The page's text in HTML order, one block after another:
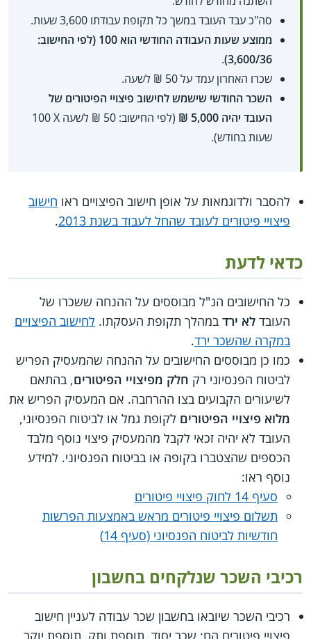
סה"כ עבד העובד במשך כל תקופת עבודתו 3,600 שעות.
ממוצע שעות העבודה החודשי הוא 100 (לפי החישוב:
3,600/36)
.
שכרו האחרון עמד על 50 ₪ לשעה.
השכר החודשי שישמש לחישוב פיצויי הפיטורים של
העובד יהיה 5,000 ₪
(לפי החישוב: 50 ₪ לשעה X‏ 100
שעות בחודש).
להסבר ולדוגמאות על אופן חישוב הפיצויים ראו חישוב
פיצויי פיטורים לעובד שהחל לעבוד בשנת 2013
.
כדאי לדעת
כל החישובים הנ"ל מבוססים על ההנחה ששכרו של
העובד לא ירד במהלך תקופת העסקתו. לחישוב הפיצויים
במקרה שהשכר ירד.
כמו כן מבוססים החישובים על ההנחה שהמעסיק הפריש
לביטוח הפנסיוני רק חלק מפיצויי הפיטורים, בהתאם
לשיעורים הקבועים בצו ההרחבה. אם המעסיק הפריש את
מלוא פיצויי הפיטורים לקופת גמל או לביטוח הפנסיוני,
העובד לא יהיה זכאי לקבל מהמעסיק פיצוי נוסף מלבד
הכספים שהצטברו בקופה או בביטוח הפנסיוני. למידע
נוסף ראו:
סעיף 14 לחוק פיצויי פיטורים
תשלום פיצויי פיטורים מראש באמצעות הפרשות
חודשיות לביטוח הפנסיוני (סעיף 14)
רכיבי השכר שנלקחים בחשבון
רכיבי השכר שיובאו בחשבון שכר עבודה לעניין חישוב
פיצויי פיטורים הם: שכר יסוד, תוספת ותק, תוספת יוקר